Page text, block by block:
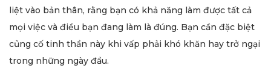
liệt vào bản thân, rằng bạn có khả năng làm được tất cả
mọi việc và điều bạn đang làm là đúng. Bạn cần đặc biệt
củng cố tinh thần này khi vấp phải khó khăn hay trở ngại
trong những ngày đầu.